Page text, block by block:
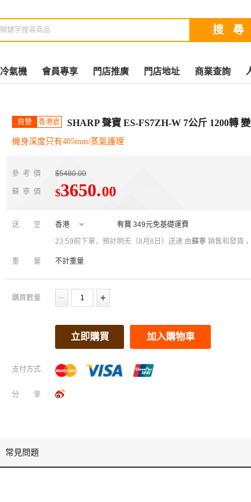
冷氣機 會員專享 門店推廣 門店地址 商業查詢
自營 香港倉 SHARP 聲寶 ES-FS7ZH-W 7公斤 1200轉
機身深度只有405mm/蒸氣護理
參考價 $5480.00
蘇寧價 $3650.00
送至 香港 有貨 349元免基礎運費
23:59前下單，預計明天（8月8日）送達 由蘇寧 銷售和發貨
重量 不計重量
購買數量
立即購買 加入購物車
支付方式
分享
常見問題